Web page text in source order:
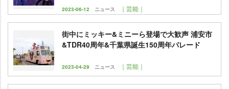
2023-06-12 ニュース ｜芸能｜
街中にミッキー&ミニーら登場で大歓声 浦安市
&TDR40周年&千葉県誕生150周年パレード
2023-04-29 ニュース ｜芸能｜